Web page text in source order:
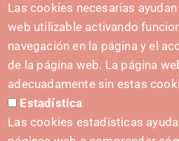
Las cookies necesarias
web utilizable activando
navegación en la página y el
de la página web. La página
adecuadamente sin estas
Estadística
Las cookies estadísticas